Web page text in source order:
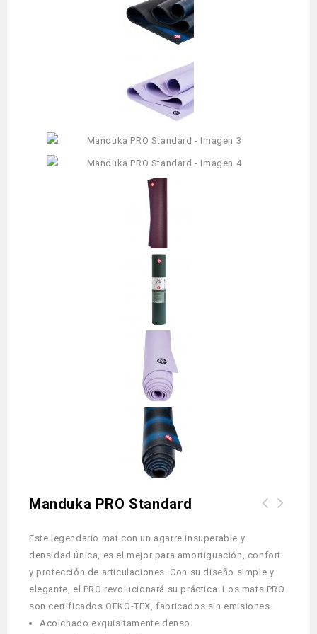
Manduka PRO Standard
Este legendario mat con un agarre insuperable y
densidad única, es el mejor para amortiguación, confort
y protección de articulaciones. Con su diseño simple y
elegante, el PRO revolucionará su práctica. Los mats PRO
son certificados OEKO-TEX, fabricados sin emisiones.
Acolchado exquisitamente denso